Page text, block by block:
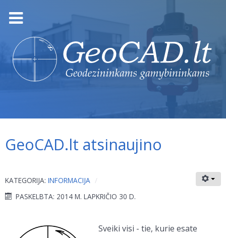
GeoCAD.lt atsinaujino
KATEGORIJA: INFORMACIJA
PASKELBTA: 2014 M. LAPKRIČIO 30 D.
Sveiki visi - tie, kurie esate